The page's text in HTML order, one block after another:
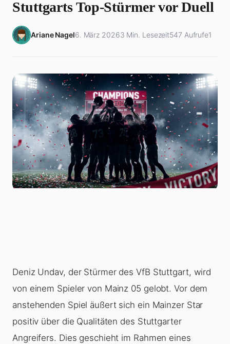
Stuttgarts Top-Stürmer vor Duell
Ariane Nagel6. März 20263 Min. Lesezeit547 Aufrufe1
Deniz Undav, der Stürmer des VfB Stuttgart, wird
von einem Spieler von Mainz 05 gelobt. Vor dem
anstehenden Spiel äußert sich ein Mainzer Star
positiv über die Qualitäten des Stuttgarter
Angreifers. Dies geschieht im Rahmen eines